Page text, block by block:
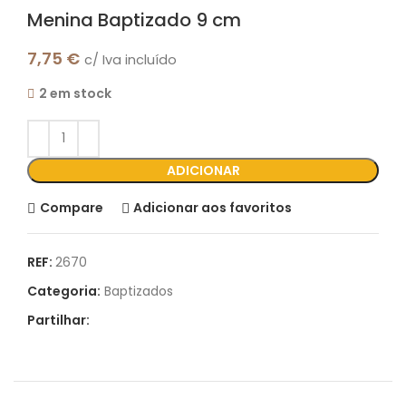
Menina Baptizado 9 cm
7,75 € c/ Iva incluído
2 em stock
ADICIONAR
Compare Adicionar aos favoritos
REF: 2670
Categoria: Baptizados
Partilhar: